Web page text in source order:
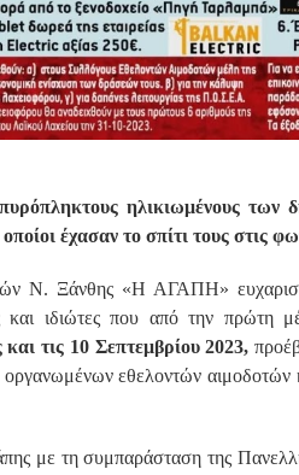
ηλικιωμένους των
έχασαν το σπίτι τους στις
Ν. Ξάνθης «Η ΑΓΑΠΗ»
και ιδιώτες που από την πρώτη
τις 10 Σεπτεμβρίου 2023,
οργανωμένων εθελοντών
με τη συμπαράσταση της